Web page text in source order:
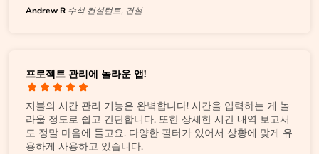
Andrew R 수석 컨설턴트, 건설
프로젝트 관리에 놀라운 앱!
지블의 시간 관리 기능은 완벽합니다! 시간을 입력하는 게 놀
라울 정도로 쉽고 간단합니다. 또한 상세한 시간 내역 보고서
도 정말 마음에 들고요. 다양한 필터가 있어서 상황에 맞게 유
용하게 사용하고 있습니다.